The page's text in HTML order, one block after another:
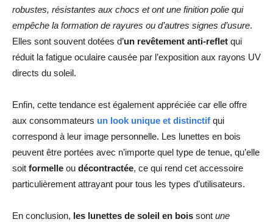
robustes, résistantes aux chocs et ont une finition polie qui
empêche la formation de rayures ou d’autres signes d’usure.
Elles sont souvent dotées d’un revêtement anti-reflet qui
réduit la fatigue oculaire causée par l’exposition aux rayons UV
directs du soleil.
Enfin, cette tendance est également appréciée car elle offre
aux consommateurs un look unique et distinctif qui
correspond à leur image personnelle. Les lunettes en bois
peuvent être portées avec n’importe quel type de tenue, qu’elle
soit formelle ou décontractée, ce qui rend cet accessoire
particulièrement attrayant pour tous les types d’utilisateurs.
En conclusion, les lunettes de soleil en bois sont une